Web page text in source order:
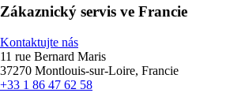
Zákaznický servis ve Francie
Kontaktujte nás
11 rue Bernard Maris
37270 Montlouis-sur-Loire, Francie
+33 1 86 47 62 58